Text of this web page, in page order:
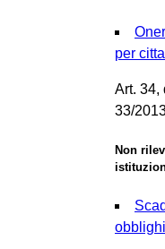
per
Art. 34,
33/
Non